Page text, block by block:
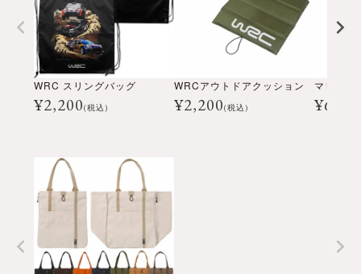
WRC スリングバッグ
¥2,200(税込)
WRCアウトドアクッション
¥2,200(税込) ¥